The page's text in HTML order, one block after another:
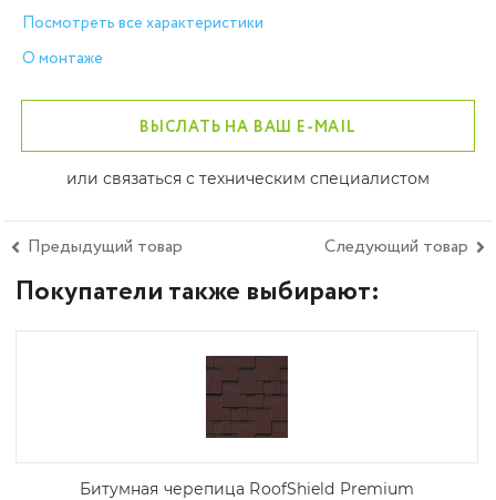
Посмотреть все характеристики
О монтаже
ВЫСЛАТЬ НА ВАШ E-MAIL
или связаться с техническим специалистом
Предыдущий товар Следующий товар
Покупатели также выбирают:
Битумная черепица RoofShield Premium